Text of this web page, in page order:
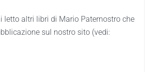
letto altri libri di Mario Paternostro che
sul nostro sito (vedi: